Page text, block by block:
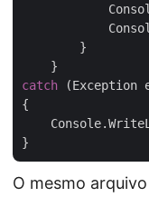
        }
catch (Exception
{
O mesmo